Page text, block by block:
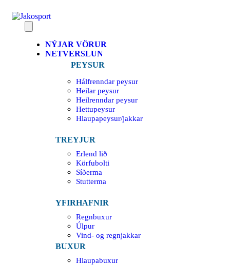
NÝJAR VÖRUR
NETVERSLUN
PEYSUR
Hálfrenndar peysur
Heilar peysur
Heilrenndar peysur
Hettupeysur
Hlaupapeysur/jakkar
TREYJUR
Erlend lið
Körfubolti
Síðerma
Stutterma
YFIRHAFNIR
Regnbuxur
Úlpur
Vind- og regnjakkar
BUXUR
Hlaupabuxur